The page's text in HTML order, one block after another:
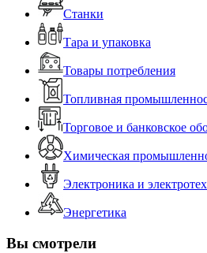
Станки
Тара и упаковка
Товары потребления
Топливная
Торговое и банковское
Химическая
Электроника и
Энергетика
Вы смотрели